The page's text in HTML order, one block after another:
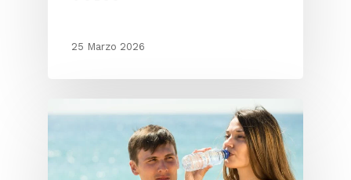
25 Marzo 2026